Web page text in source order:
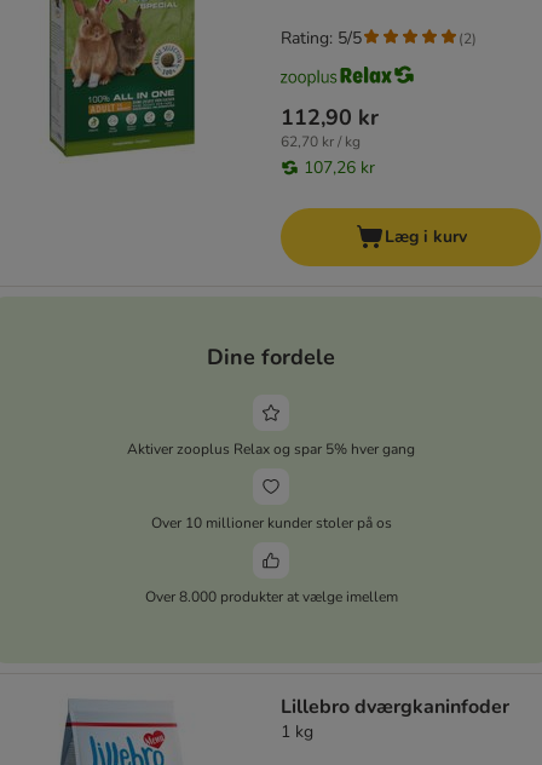
112,90 kr
62,70 kr / kg
107,26 kr
Rating: 5/5 (2)
Læg i kurv
Dine fordele
Aktiver zooplus Relax og spar 5% hver gang
Over 10 millioner kunder stoler på os
Over 8.000 produkter at vælge imellem
Lillebro dværgkaninfoder
1 kg